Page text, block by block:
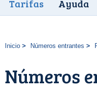
Tarifas Ayuda
Inicio Números entrantes
Números